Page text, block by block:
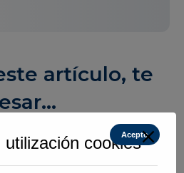
artículo, te
cookies
Acepto